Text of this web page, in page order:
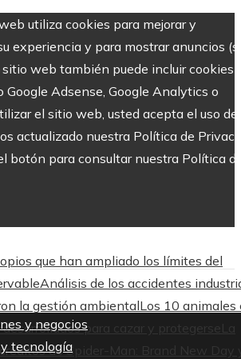
utiliza cookies para mejorar y
experiencia y para mostrar anuncios
sitio web también puede incluir cookies
Google Adsense, Google Analytics o
el sitio web, usted acepta el uso de
actualizado nuestra Política de
botón para consultar nuestra Política
que han ampliado los límites del
Análisis de los accidentes
la gestión ambientalLos 10 animales
desarrollados para cazar y protegerse La
de Spider-Man: Brand New Day
y negocios
tecnología